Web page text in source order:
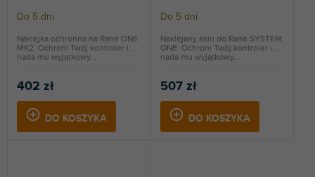
Do 5 dni
402 zł
DO KOSZYKA
Naklejka ochronna na Rane ONE
MK2. Ochroni Twój kontroler i
nada mu wyjątkowy...
Do 5 dni
507 zł
DO KOSZYKA
Naklejany skin do Rane SYSTEM
ONE. Ochroni Twój kontroler i
nada mu wyjątkowy...